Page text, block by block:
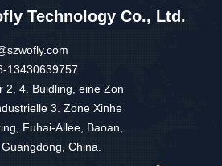
Technology Co., Ltd.
13430639757
2, 4. Buidling, eine Zon
3. Zone Xinhe
Fuhai-Allee, Baoan,
Guangdong, China.